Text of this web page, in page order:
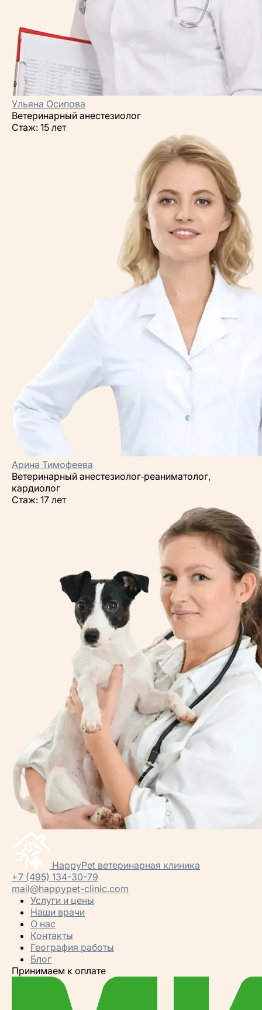
Ульяна Осипова
Ветеринарный анестезиолог
Стаж: 15 лет
Арина Тимофеева
Ветеринарный анестезиолог‑реаниматолог,
кардиолог
Стаж: 17 лет
HappyPet ветеринарная клиника
+7 (495) 134-30-79
mail@happypet-clinic.com
Услуги и цены
Наши врачи
О нас
Контакты
География работы
Блог
Принимаем к оплате